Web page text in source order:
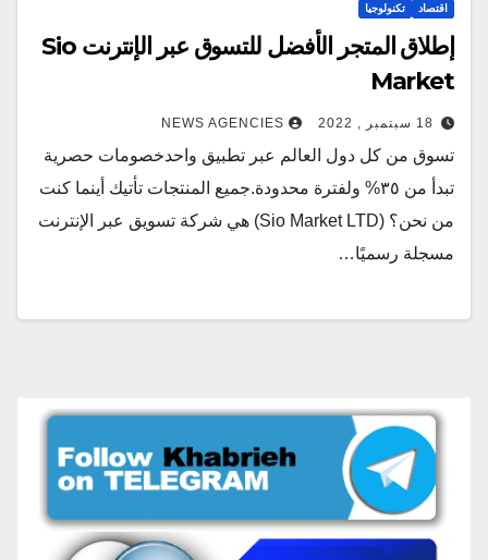
اقتصاد تكنولوجيا
إطلاق المتجر الأفضل للتسوق عبر الإنترنت Sio
Market
18 سبتمبر , 2022 NEWS AGENCIES
تسوق من كل دول العالم عبر تطبيق واحدخصومات حصرية
تبدأ من ٣٥% ولفترة محدودة.جميع المنتجات تأتيك أينما كنت
من نحن؟ (Sio Market LTD) هي شركة تسويق عبر الإنترنت
مسجلة رسميًا…